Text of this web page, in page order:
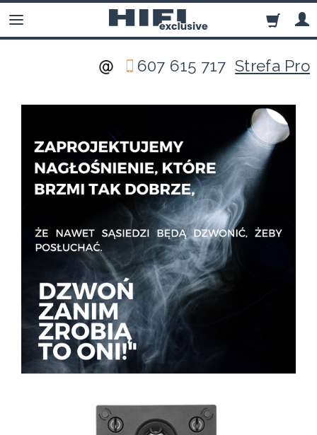
607 615 717Strefa Pro